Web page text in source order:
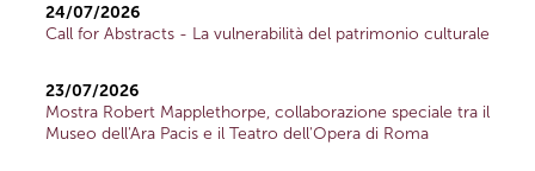
24/07/2026
Call for Abstracts - La vulnerabilità del patrimonio culturale
23/07/2026
Mostra Robert Mapplethorpe, collaborazione speciale tra il
Museo dell'Ara Pacis e il Teatro dell'Opera di Roma